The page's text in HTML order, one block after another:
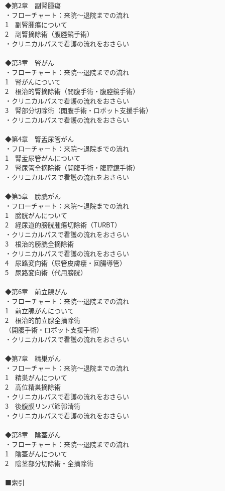
◆第2章 副腎腫瘍
・フローチャート：来院～退院までの流れ
1 副腎腫瘍について
2 副腎摘除術（腹腔鏡手術）
・クリニカルパスで看護の流れをおさらい
◆第3章 腎がん
・フローチャート：来院～退院までの流れ
1 腎がんについて
2 根治的腎摘除術（開腹手術・腹腔鏡手術）
・クリニカルパスで看護の流れをおさらい
3 腎部分切除術（開腹手術・ロボット支援手術）
・クリニカルパスで看護の流れをおさらい
◆第4章 腎盂尿管がん
・フローチャート：来院～退院までの流れ
1 腎盂尿管がんについて
2 腎尿管全摘除術（開腹手術・腹腔鏡手術）
・クリニカルパスで看護の流れをおさらい
◆第5章 膀胱がん
・フローチャート：来院～退院までの流れ
1 膀胱がんについて
2 経尿道的膀胱腫瘍切除術（TURBT）
・クリニカルパスで看護の流れをおさらい
3 根治的膀胱全摘除術
・クリニカルパスで看護の流れをおさらい
4 尿路変向術（尿管皮膚瘻・回腸導管）
5 尿路変向術（代用膀胱）
◆第6章 前立腺がん
・フローチャート：来院～退院までの流れ
1 前立腺がんについて
2 根治的前立腺全摘除術
（開腹手術・ロボット支援手術）
・クリニカルパスで看護の流れをおさらい
◆第7章 精巣がん
・フローチャート：来院～退院までの流れ
1 精巣がんについて
2 高位精巣摘除術
・クリニカルパスで看護の流れをおさらい
3 後腹膜リンパ節郭清術
・クリニカルパスで看護の流れをおさらい
◆第8章 陰茎がん
・フローチャート：来院～退院までの流れ
1 陰茎がんについて
2 陰茎部分切除術・全摘除術
■索引